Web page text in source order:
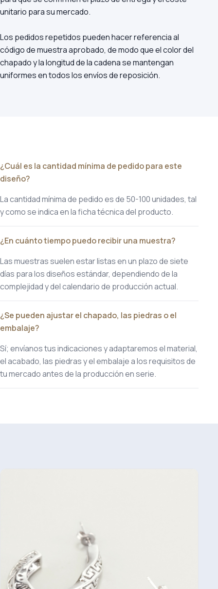
unitario para su mercado.
Los pedidos repetidos pueden hacer referencia al
código de muestra aprobado, de modo que el color del
chapado y la longitud de la cadena se mantengan
uniformes en todos los envíos de reposición.
¿Cuál es la cantidad mínima de pedido para este
diseño?
La cantidad mínima de pedido es de 50-100 unidades, tal
y como se indica en la ficha técnica del producto.
¿En cuánto tiempo puedo recibir una muestra?
Las muestras suelen estar listas en un plazo de siete
días para los diseños estándar, dependiendo de la
complejidad y del calendario de producción actual.
¿Se pueden ajustar el chapado, las piedras o el
embalaje?
Sí; envíanos tus indicaciones y adaptaremos el material,
el acabado, las piedras y el embalaje a los requisitos de
tu mercado antes de la producción en serie.